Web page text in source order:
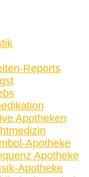
Reports
Apotheken
Apotheke
Apotheke
Apotheke